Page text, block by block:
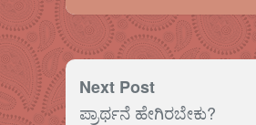
Next Post
ಪ್ರಾರ್ಥನೆ ಹೇಗಿರಬೇಕು?